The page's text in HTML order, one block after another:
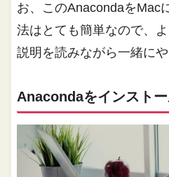
お、このAnacondaをMac
法はとても簡単なので、
説明を読みながら一緒に
Anacondaをインストー